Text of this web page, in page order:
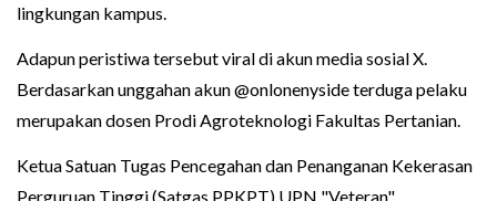
lingkungan kampus.
Adapun peristiwa tersebut viral di akun media sosial X.
Berdasarkan unggahan akun @onlonenyside terduga pelaku
merupakan dosen Prodi Agroteknologi Fakultas Pertanian.
Ketua Satuan Tugas Pencegahan dan Penanganan Kekerasan
Perguruan Tinggi (Satgas PPKPT) UPN "Veteran"